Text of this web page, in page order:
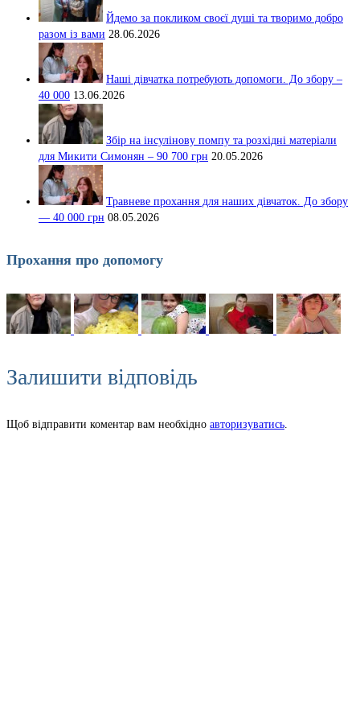
Йдемо за покликом своєї душі та творимо добро
разом із вами 28.06.2026
Наші дівчатка потребують допомоги. До збору –
40 000 13.06.2026
Збір на інсулінову помпу та розхідні матеріали
для Микити Симонян – 90 700 грн 20.05.2026
Травневе прохання для наших дівчаток. До збору
— 40 000 грн 08.05.2026
Прохання про допомогу
Залишити відповідь
Щоб відправити коментар вам необхідно авторизуватись.